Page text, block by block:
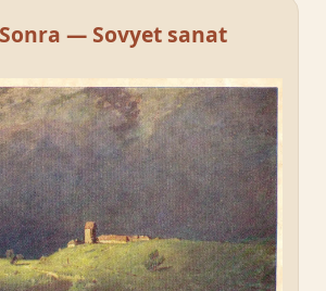
— Sovyet sanat